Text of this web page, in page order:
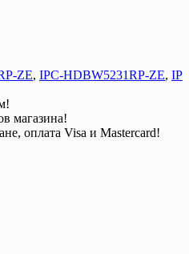
ZE, IPC-HDBW5231RP-ZE, IP
магазина!
оплата Visa и Mastercard!